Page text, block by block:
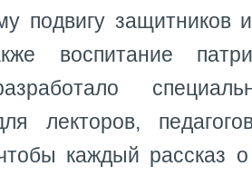
подвигу защитников
воспитание
лекторов,
каждый рассказ